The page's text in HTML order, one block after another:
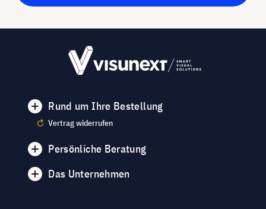
Rund um Ihre Bestellung
Vertrag widerrufen
Persönliche Beratung
Das Unternehmen